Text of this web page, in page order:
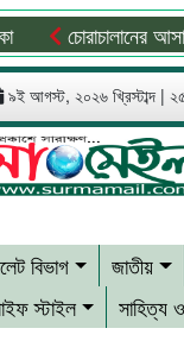
চোরাচালানের
৯ই আগস্ট, ২০২৬ খ্রিস্টাব্দ |
বিভাগ জাতীয়
স্টাইল সাহিত্য